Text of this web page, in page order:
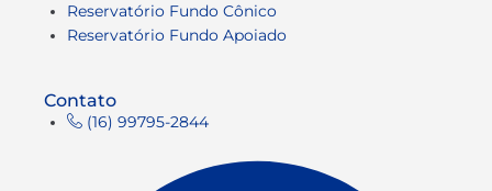
Reservatório Fundo Cônico
Reservatório Fundo Apoiado
Contato
(16) 99795-2844